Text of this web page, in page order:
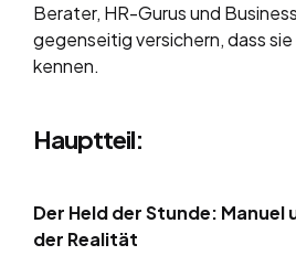
Berater, HR-Gurus und
gegenseitig versichern, dass
kennen.
Hauptteil:
Der Held der Stunde:
der Realität